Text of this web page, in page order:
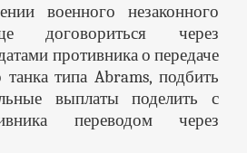
военного незаконного
договориться через
противника о передаче
танка типа Abrams, подбить
выплаты поделить с
переводом через